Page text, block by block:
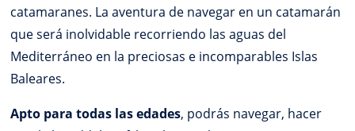
catamaranes. La aventura de navegar en un catamarán
que será inolvidable recorriendo las aguas del
Mediterráneo en la preciosas e incomparables Islas
Baleares.
Apto para todas las edades, podrás navegar, hacer